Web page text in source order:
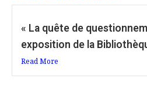
« La quête de
exposition de la
Read More